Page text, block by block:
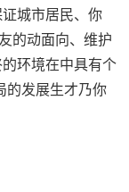
城市居民、你
的动面向、维护
环境在中具有个
发展生才乃你